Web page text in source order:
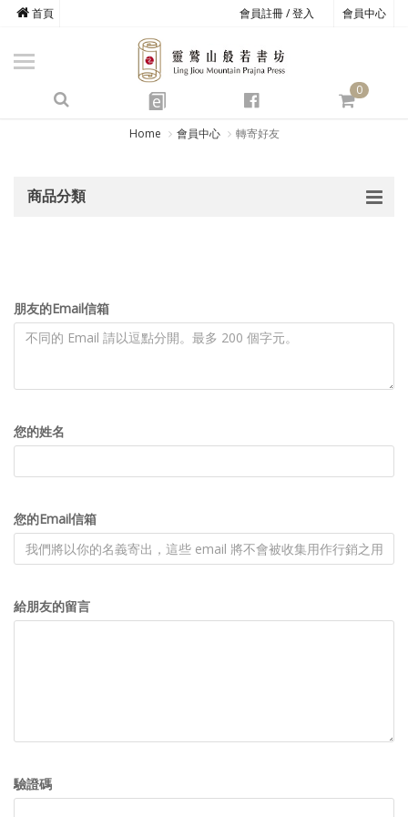
會員註冊 / 登入 會員中心
首頁
e
0
商品總覽
心道書庫
靈鷲叢書
心靈影音
Home 會員中心 轉寄好友
商品分類
朋友的Email信箱
您的姓名
您的Email信箱
給朋友的留言
驗證碼